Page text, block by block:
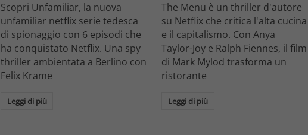
Scopri Unfamiliar, la nuova
unfamiliar netflix serie tedesca
di spionaggio con 6 episodi che
ha conquistato Netflix. Una spy
thriller ambientata a Berlino con
Felix Krame
Leggi di più
The Menu è un thriller d'autore
su Netflix che critica l'alta cucina
e il capitalismo. Con Anya
Taylor-Joy e Ralph Fiennes, il film
di Mark Mylod trasforma un
ristorante
Leggi di più